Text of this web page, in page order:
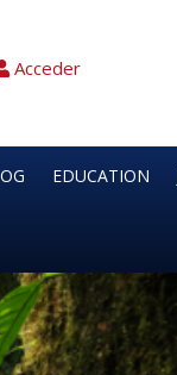
Acceder
EDUCATION